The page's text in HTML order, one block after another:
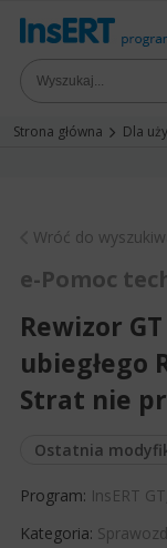
Strona główna Dla
Wróć do
e-Pomoc
Rewizor
ubiegłego
Strat nie
Ostatnia
Program: InsERT GT
Kategoria: